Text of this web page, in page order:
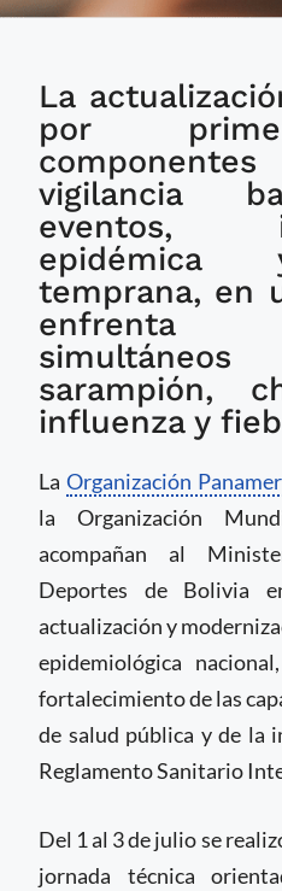
norma nacional
vigilancia
epidemiológica con
apoyo de la OPS
La
por
vigilancia
eventos,
temprana, en
enfrenta
sarampión,
influenza y
LaOrganización
la Organización
acompañan al
Deportes de Bolivia
actualización y
epidemiológica
fortalecimiento de las
de salud pública y de la
Reglamento Sanitario
Del 1 al 3 de julio se
jornada técnica